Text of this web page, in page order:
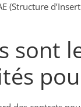
(Structure
sont